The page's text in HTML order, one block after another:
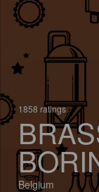
1858 ratings
Belgium